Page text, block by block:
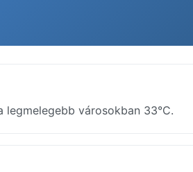
legmelegebb városokban 33°C.